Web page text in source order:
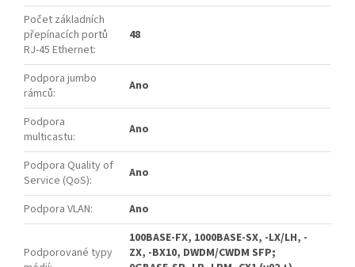
Počet základních
přepínacích portů
RJ-45 Ethernet:
48
Podpora jumbo
rámců: Ano
Podpora
multicastu: Ano
Podpora Quality of
Service (QoS): Ano
Podpora VLAN: Ano
Podporované typy
100BASE-FX, 1000BASE-SX, -LX/LH, -
ZX, -BX10, DWDM/CWDM SFP;